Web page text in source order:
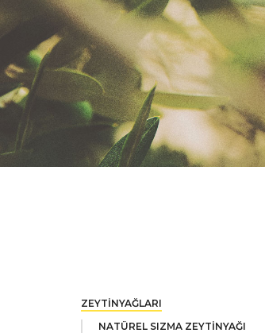
ZEYTİNYAĞLARI
NATÜREL SIZMA ZEYTİNYAĞI